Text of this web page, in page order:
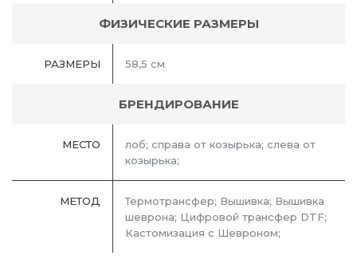
ФИЗИЧЕСКИЕ РАЗМЕРЫ
РАЗМЕРЫ 58,5 см
БРЕНДИРОВАНИЕ
МЕСТО
лоб; справа от козырька; слева от
козырька;
МЕТОД
Термотрансфер; Вышивка; Вышивка
шеврона; Цифровой трансфер DTF;
Кастомизация с Шевроном;